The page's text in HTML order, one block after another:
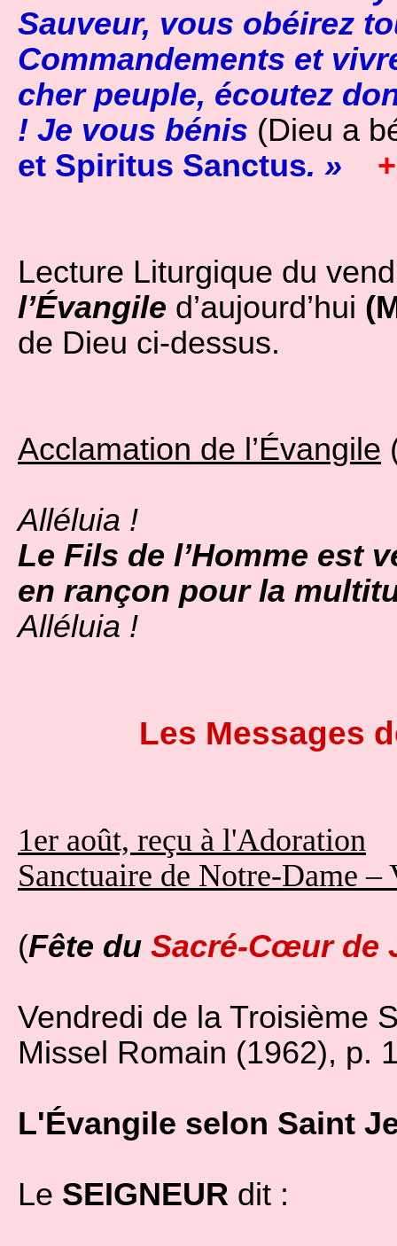
Sauveur, vous obéirez
Commandements et
cher peuple, écoutez
! Je vous bénis (Dieu a
et Spiritus Sanctus. »
Lecture Liturgique du
l’Évangile d’aujourd’hui
de Dieu ci-dessus.
Acclamation de l’Évangile
Alléluia !
Le Fils de l’Homme est
en rançon pour la
Alléluia !
Les Messages
1er août, reçu à l'Adoration
Sanctuaire de Notre-Dame –
(Fête du Sacré-Cœur de
Vendredi de la Troisième
Missel Romain (1962), p.
L'Évangile selon Saint
Le SEIGNEUR dit :